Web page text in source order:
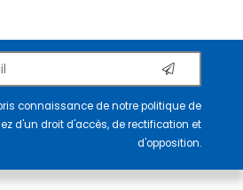
connaissance de notrepolitique de
d'un droit d'accès, de rectification et
d'opposition.